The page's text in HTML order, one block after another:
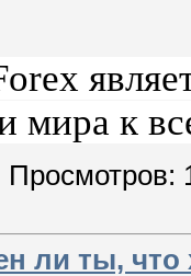
мира к
Просмотров:
ли ты, что